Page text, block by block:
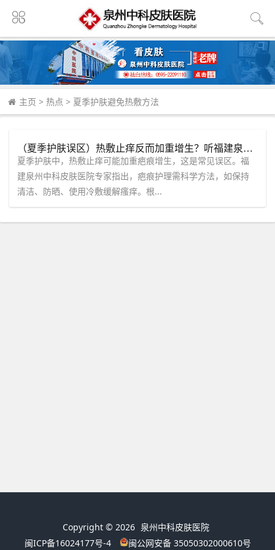
主页 > 热点 > 夏季护肤避免热敷方法
（夏季护肤误区）热敷止痒反而加重增生？听福建泉州中科皮肤医院专家讲透疤痕护理真相。
夏季护肤中，热敷止痒可能加重疤痕增生，这是常见误区。福
建泉州中科皮肤医院专家指出，疤痕护理需科学方法，如保持
清洁、防晒、使用冷敷缓解瘙痒。根...
Copyright © 2026 泉州中科皮肤医院
闽ICP备16024177号-4
闽公网安备 35050302000610号